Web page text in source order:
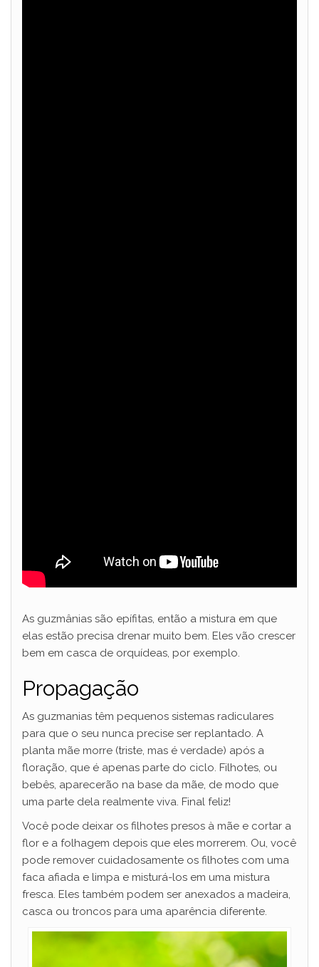
As guzmânias são epífitas, então a mistura em que
elas estão precisa drenar muito bem. Eles vão crescer
bem em casca de orquídeas, por exemplo.
Propagação
As guzmanias têm pequenos sistemas radiculares
para que o seu nunca precise ser replantado. A
planta mãe morre (triste, mas é verdade) após a
floração, que é apenas parte do ciclo. Filhotes, ou
bebês, aparecerão na base da mãe, de modo que
uma parte dela realmente viva. Final feliz!
Você pode deixar os filhotes presos à mãe e cortar a
flor e a folhagem depois que eles morrerem. Ou, você
pode remover cuidadosamente os filhotes com uma
faca afiada e limpa e misturá-los em uma mistura
fresca. Eles também podem ser anexados a madeira,
casca ou troncos para uma aparência diferente.